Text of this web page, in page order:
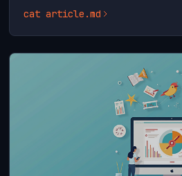
cat article.md